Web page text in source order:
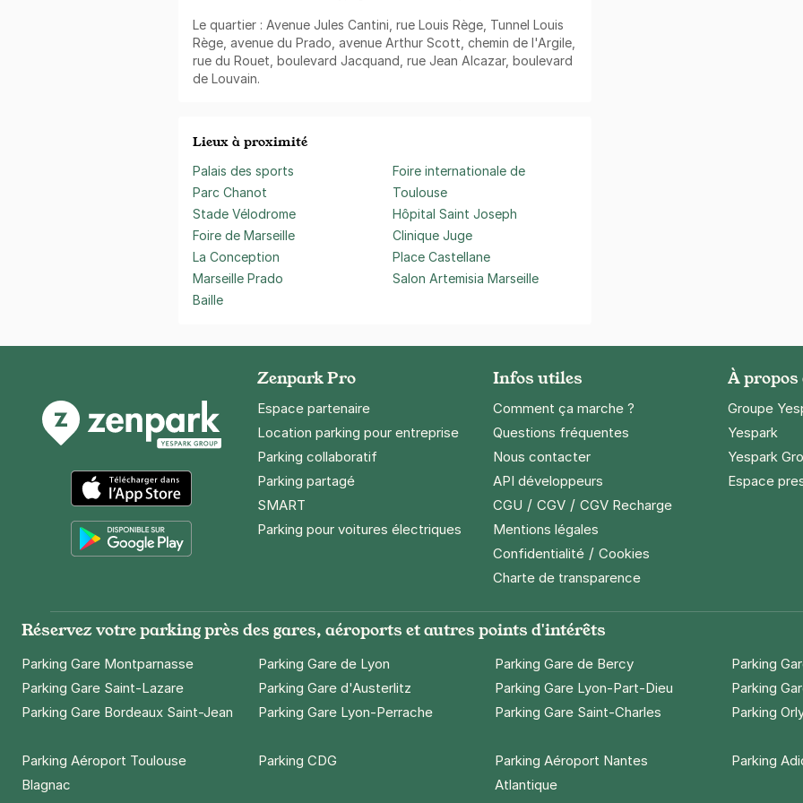
Le quartier : Avenue Jules Cantini, rue Louis Rège, Tunnel Louis
Rège, avenue du Prado, avenue Arthur Scott, chemin de l'Argile,
rue du Rouet, boulevard Jacquand, rue Jean Alcazar, boulevard
de Louvain.
Lieux à proximité
Palais des sports
Parc Chanot
Stade Vélodrome
Foire de Marseille
La Conception
Marseille Prado
Baille
Foire internationale de
Toulouse
Hôpital Saint Joseph
Clinique Juge
Place Castellane
Salon Artemisia Marseille
App Store
Zenpark Pro
Espace partenaire
Location parking pour entreprise
Parking collaboratif
Parking partagé
SMART
Parking pour voitures électriques
Infos utiles
Comment ça marche ?
Questions fréquentes
Nous contacter
API développeurs
CGU / CGV/ CGV Recharge
Mentions légales
Confidentialité/ Cookies
Charte de transparence
À propos
Groupe
Yespark
Yespark
Espace
Réservez votre parking près des gares, aéroports et autres points d'intérêts
Parking Gare Montparnasse Parking Gare de Lyon Parking Gare de Bercy Parking
Parking Gare Saint-Lazare
Parking Gare d'Austerlitz Parking Gare Lyon-Part-Dieu Parking
Parking Gare Bordeaux Saint-Jean
Parking Gare Lyon-Perrache Parking Gare Saint-Charles Parking
Parking Aéroport Toulouse
Blagnac
Parking CDG
Parking Aéroport Nantes
Atlantique
Parking